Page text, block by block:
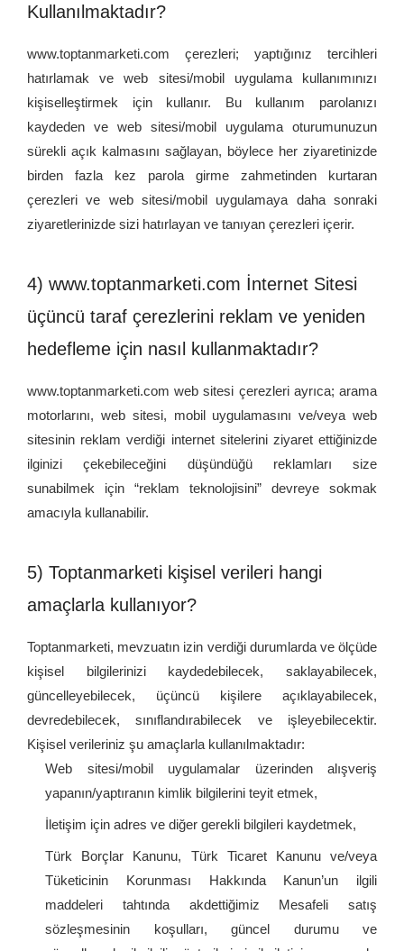
Kullanılmaktadır?
www.toptanmarketi.com çerezleri; yaptığınız tercihleri
hatırlamak ve web sitesi/mobil uygulama kullanımınızı
kişiselleştirmek için kullanır. Bu kullanım parolanızı
kaydeden ve web sitesi/mobil uygulama oturumunuzun
sürekli açık kalmasını sağlayan, böylece her ziyaretinizde
birden fazla kez parola girme zahmetinden kurtaran
çerezleri ve web sitesi/mobil uygulamaya daha sonraki
ziyaretlerinizde sizi hatırlayan ve tanıyan çerezleri içerir.
4) www.toptanmarketi.com İnternet Sitesi
üçüncü taraf çerezlerini reklam ve yeniden
hedefleme için nasıl kullanmaktadır?
www.toptanmarketi.com web sitesi çerezleri ayrıca; arama
motorlarını, web sitesi, mobil uygulamasını ve/veya web
sitesinin reklam verdiği internet sitelerini ziyaret ettiğinizde
ilginizi çekebileceğini düşündüğü reklamları size
sunabilmek için “reklam teknolojisini” devreye sokmak
amacıyla kullanabilir.
5) Toptanmarketi kişisel verileri hangi
amaçlarla kullanıyor?
Toptanmarketi, mevzuatın izin verdiği durumlarda ve ölçüde
kişisel bilgilerinizi kaydedebilecek, saklayabilecek,
güncelleyebilecek, üçüncü kişilere açıklayabilecek,
devredebilecek, sınıflandırabilecek ve işleyebilecektir.
Kişisel verileriniz şu amaçlarla kullanılmaktadır:
Web sitesi/mobil uygulamalar üzerinden alışveriş
yapanın/yaptıranın kimlik bilgilerini teyit etmek,
İletişim için adres ve diğer gerekli bilgileri kaydetmek,
Türk Borçlar Kanunu, Türk Ticaret Kanunu ve/veya
Tüketicinin Korunması Hakkında Kanun’un ilgili
maddeleri tahtında akdettiğimiz Mesafeli satış
sözleşmesinin koşulları, güncel durumu ve